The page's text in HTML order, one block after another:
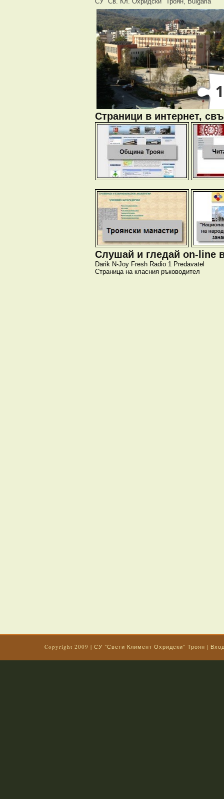
Страници в интернет,
Слушай и гледай on-line
Darik N-Joy Fresh Radio 1 Predavatel
Страница на класния ръководител
Copyright 2009 | СУ "Свети Климент Охридски" Троян |